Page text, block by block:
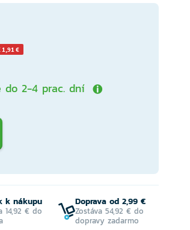
1,91 €
do 2-4 prac. dní
k nákupu
14,92 € do
Doprava od 2,99 €
Zostáva 54,92 € do
dopravy zadarmo